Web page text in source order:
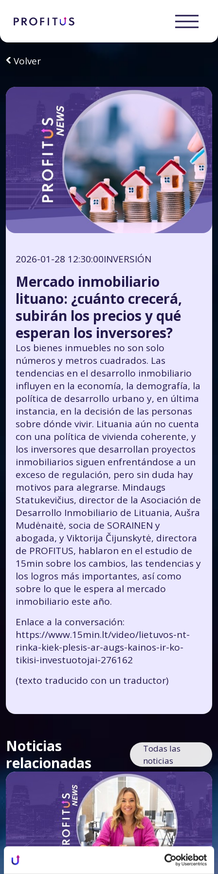
Volver
2026-01-28 12:30:00INVERSIÓN
Mercado inmobiliario
lituano: ¿cuánto crecerá,
subirán los precios y qué
esperan los inversores?
Los bienes inmuebles no son solo
números y metros cuadrados. Las
tendencias en el desarrollo inmobiliario
influyen en la economía, la demografía, la
política de desarrollo urbano y, en última
instancia, en la decisión de las personas
sobre dónde vivir. Lituania aún no cuenta
con una política de vivienda coherente, y
los inversores que desarrollan proyectos
inmobiliarios siguen enfrentándose a un
exceso de regulación, pero sin duda hay
motivos para alegrarse. Mindaugs
Statukevičius, director de la Asociación de
Desarrollo Inmobiliario de Lituania, Aušra
Mudėnaitė, socia de SORAINEN y
abogada, y Viktorija Čijunskytė, directora
de PROFITUS, hablaron en el estudio de
15min sobre los cambios, las tendencias y
los logros más importantes, así como
sobre lo que le espera al mercado
inmobiliario este año.
Enlace a la conversación:
https://www.15min.lt/video/lietuvos-nt-
rinka-kiek-plesis-ar-augs-kainos-ir-ko-
tikisi-investuotojai-276162
(texto traducido con un traductor)
Noticias
relacionadas
Todas las
noticias